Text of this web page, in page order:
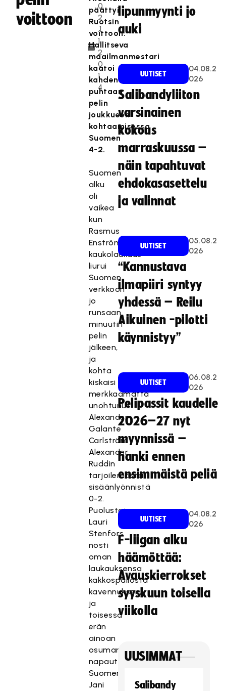
voittoon
0
2
.1
1.
2
0
1
4
päättyi
Ruotsin
voittoon.
Hallitseva
maailmanmestari
kaatoi
kahden
puhtaan
pelin
joukkueen
kohtaamisessa
Suomen
4-2.
Suomen
alku
oli
vaikea
kun
Rasmus
Enströmin
kaukolaukaus
liurui
Suomen
verkkoon
jo
runsaan
minuutin
pelin
jälkeen,
ja
kohta
kiskaisi
merkkaamatta
unohtunut
Alexander
Galante
Carlström
Alexander
Ruddin
tarjoilemasta
sisäänlyönnistä
0-2.
Puolustaja
Lauri
Stenfors
nosti
oman
laukauksensa
kakkospallosta
kavennuksen,
ja
toisessa
erän
ainoan
osuman
napautti
Suomen
Jani
lipunmyynti jo
auki
UUTISET
04.08.2
026
Salibandyliiton
varsinainen
kokous
marraskuussa –
näin tapahtuvat
ehdokasasettelu
ja valinnat
UUTISET
05.08.2
026
“Kannustava
ilmapiiri syntyy
yhdessä – Reilu
Aikuinen -pilotti
käynnistyy”
UUTISET
06.08.2
026
Pelipassit kaudelle
2026–27 nyt
myynnissä –
hanki ennen
ensimmäistä peliä
UUTISET
04.08.2
026
F-liigan alku
häämöttää:
Avauskierrokset
syyskuun toisella
viikolla
UUSIMMAT
Salibandy